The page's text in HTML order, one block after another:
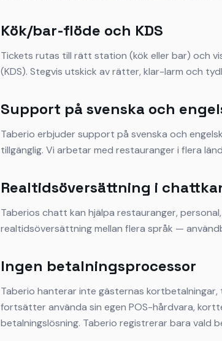
Kök/bar-flöde och KDS
Tickets rutas till rätt station (kök eller bar) och
(KDS). Stegvis utskick av rätter, klar-larm och
Support på svenska och
Taberio erbjuder support på svenska och
tillgänglig. Vi arbetar med restauranger i flera
Realtidsöversättning i
Taberios chatt kan hjälpa restauranger,
realtidsöversättning mellan flera språk —
Ingen betalningsprocessor
Taberio hanterar inte gästernas
fortsätter använda sin egen POS-hårdvara,
betalningslösning. Taberio registrerar bara vald